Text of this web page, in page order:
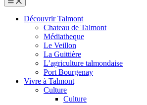
Découvrir Talmont
Chateau de Talmont
Médiatheque
Le Veillon
La Guittière
L’agriculture talmondaise
Port Bourgenay
Vivre à Talmont
Culture
Culture